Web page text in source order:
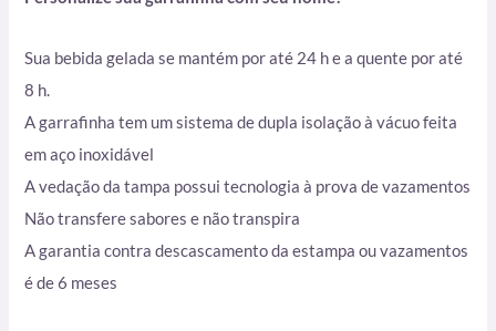
Sua bebida gelada se mantém por até 24 h e a quente por até
8 h.
A garrafinha tem um sistema de dupla isolação à vácuo feita
em aço inoxidável
A vedação da tampa possui tecnologia à prova de vazamentos
Não transfere sabores e não transpira
A garantia contra descascamento da estampa ou vazamentos
é de 6 meses